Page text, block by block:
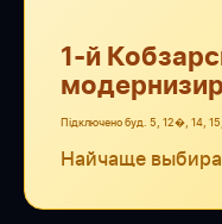
1-й
Підключено буд. 5, 12�, 14, 15,
Найчаще